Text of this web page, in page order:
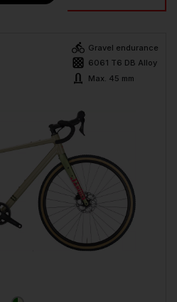
Gravel endurance
6061 T6 DB Alloy
Max. 45 mm